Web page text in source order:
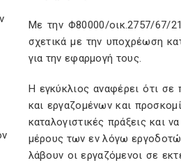
Με την Φ80000/οικ.2757/67/
σχετικά με την υποχρέωση
για την εφαρμογή τους.
Η εγκύκλιος αναφέρει ότι σε
και εργαζομένων και
καταλογιστικές πράξεις και
μέρους των εν λόγω
λάβουν οι εργαζόμενοι σε